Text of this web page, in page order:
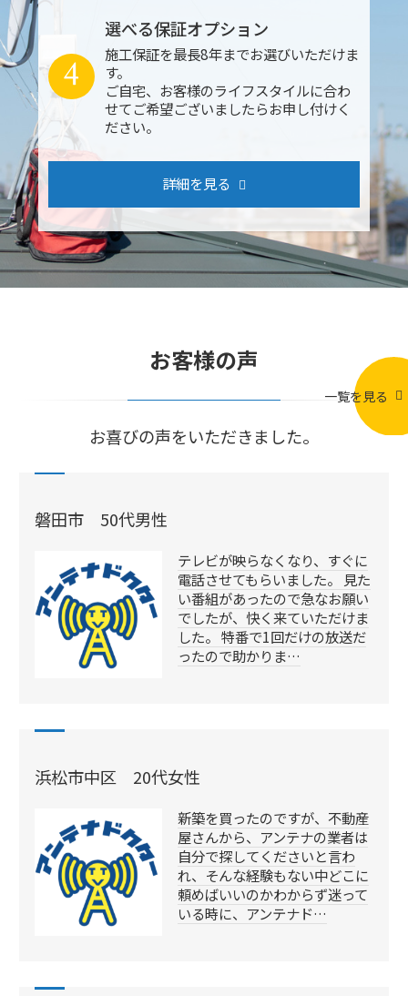
選べる保証オプション
施工保証を最長8年までお選びいただけま
す。
ご自宅、お客様のライフスタイルに合わ
せてご希望ございましたらお申し付けく
ださい。
4
詳細を見る
お客様の声
お喜びの声をいただきました。
一覧を見る
磐田市 50代男性
テレビが映らなくなり、すぐに
電話させてもらいました。 見た
い番組があったので急なお願い
でしたが、快く来ていただけま
した。 特番で1回だけの放送だ
ったので助かりま…
浜松市中区 20代女性
新築を買ったのですが、不動産
屋さんから、アンテナの業者は
自分で探してくださいと言わ
れ、そんな経験もない中どこに
頼めばいいのかわからず迷って
いる時に、アンテナド…